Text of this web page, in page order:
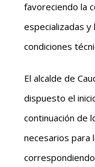
favoreciendo la
especializadas
condiciones
El alcalde de
dispuesto el
continuación de
necesarios para